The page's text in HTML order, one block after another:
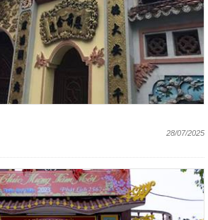
28/07/2025